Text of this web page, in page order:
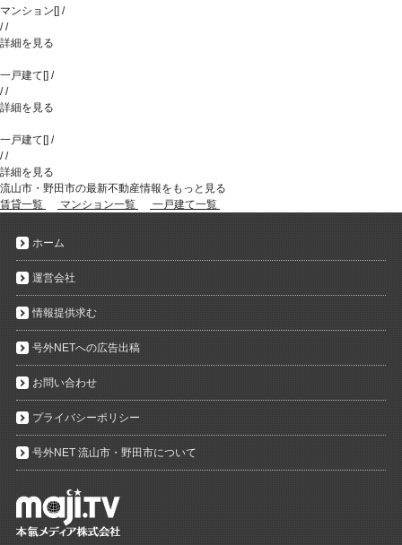
マンション[] /
//
詳細を見る
一戸建て[] /
//
詳細を見る
一戸建て[] /
//
詳細を見る
流山市・野田市の最新不動産情報をもっと見る
賃貸一覧
マンション一覧 一戸建て一覧
ホーム
運営会社
情報提供求む
号外NETへの広告出稿
お問い合わせ
プライバシーポリシー
号外NET 流山市・野田市について